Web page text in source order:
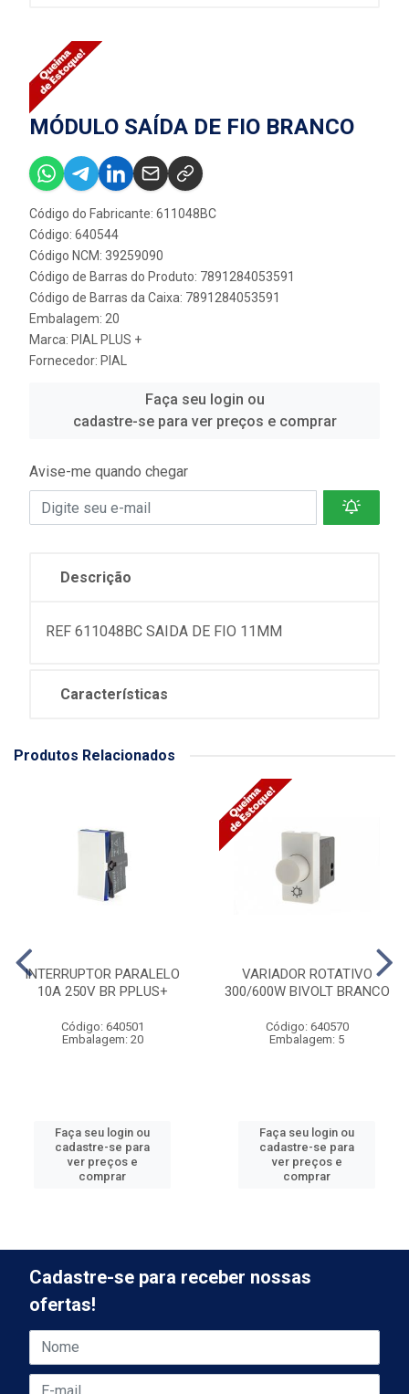
MÓDULO SAÍDA DE FIO BRANCO
Código do Fabricante: 611048BC
Código: 640544
Código NCM: 39259090
Código de Barras do Produto: 7891284053591
Código de Barras da Caixa: 7891284053591
Embalagem: 20
Marca: PIAL PLUS +
Fornecedor: PIAL
Faça seu login ou
cadastre-se para ver preços e comprar
Avise-me quando chegar
Descrição
REF 611048BC SAIDA DE FIO 11MM
Características
Produtos Relacionados
INTERRUPTOR PARALELO
10A 250V BR PPLUS+
Código: 640501
Embalagem: 20
Faça seu login ou
cadastre-se para
ver preços e
comprar
VARIADOR ROTATIVO
300/600W BIVOLT BRANCO
Código: 640570
Embalagem: 5
Faça seu login ou
cadastre-se para
ver preços e
comprar
Cadastre-se para receber nossas
ofertas!